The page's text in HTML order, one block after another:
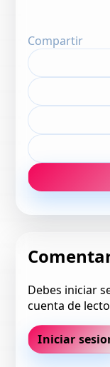
Compartir
Debes iniciar
cuenta de
Iniciar